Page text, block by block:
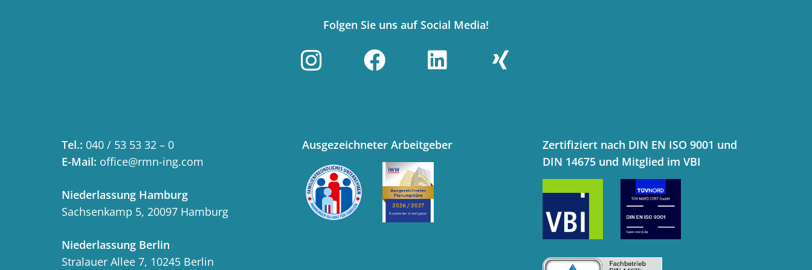
Folgen Sie uns auf Social Media!
Tel.: 040 / 53 53 32 – 0
E-Mail: office@rmn-ing.com
Niederlassung Hamburg
Sachsenkamp 5, 20097 Hamburg
Niederlassung Berlin
Stralauer Allee 7, 10245 Berlin
Ausgezeichneter Arbeitgeber
Zertifiziert nach DIN EN ISO 9001 und
DIN 14675 und Mitglied im VBI